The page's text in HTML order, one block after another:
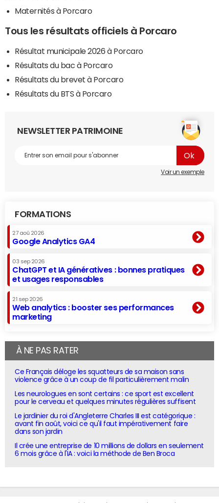
Maternités à Porcaro
Tous les résultats officiels à Porcaro
Résultat municipale 2026 à Porcaro
Résultats du bac à Porcaro
Résultats du brevet à Porcaro
Résultats du BTS à Porcaro
NEWSLETTER PATRIMOINE
Voir un exemple
FORMATIONS
27 aoû 2026
Google Analytics GA4
03 sep 2026
ChatGPT et IA génératives : bonnes pratiques
et usages responsables
21 sep 2026
Web analytics : booster ses performances
marketing
À NE PAS RATER
Ce Français déloge les squatteurs de sa maison sans
violence grâce à un coup de fil particulièrement malin
Les neurologues en sont certains : ce sport est excellent
pour le cerveau et quelques minutes régulières suffisent
Le jardinier du roi d'Angleterre Charles III est catégorique :
avant fin août, voici ce qu'il faut impérativement faire
dans son jardin
Il crée une entreprise de 10 millions de dollars en seulement
6 mois grâce à l'IA : voici la méthode de Ben Broca